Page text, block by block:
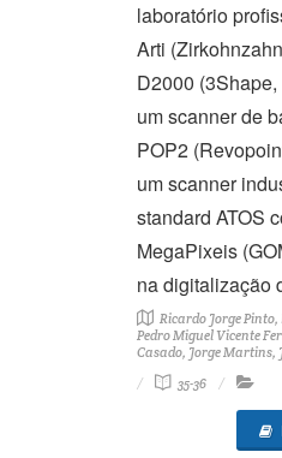
laboratório
Arti
D2000
um scanner de
POP2
um scanner
standard ATOS
MegaPixeis
na digitalização
Ricardo Jorge
Pedro Miguel Vicente
Casado, Jorge Martins,
35-36